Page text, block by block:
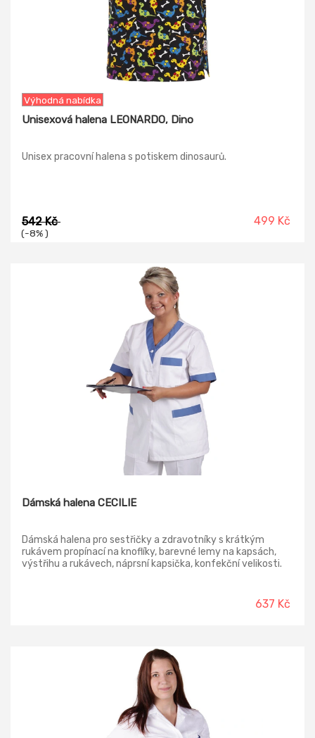
Výhodná nabídka
Unisexová halena LEONARDO, Dino
Unisex pracovní halena s potiskem dinosaurů.
542 Kč
(-8% )
499 Kč
Dámská halena CECILIE
Dámská halena pro sestřičky a zdravotníky s krátkým
rukávem propínací na knoflíky, barevné lemy na kapsách,
výstřihu a rukávech, náprsní kapsička, konfekční velikosti.
637 Kč